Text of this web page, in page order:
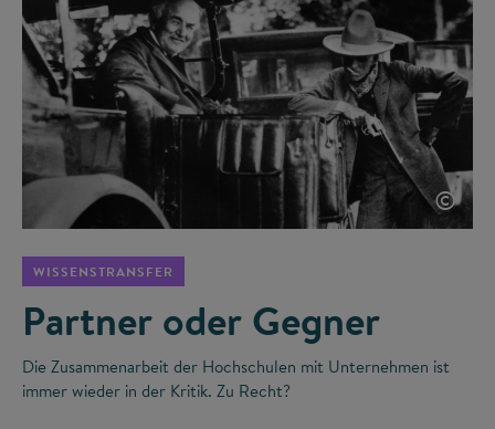
©
WISSENSTRANSFER
Partner oder Gegner
Die Zusammenarbeit der Hochschulen mit Unternehmen ist
immer wieder in der Kritik. Zu Recht?